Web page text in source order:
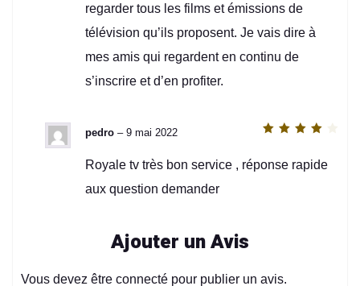
regarder tous les films et émissions de
télévision qu’ils proposent. Je vais dire à
mes amis qui regardent en continu de
s’inscrire et d’en profiter.
sur 5
pedro – 9 mai 2022
Royale tv très bon service , réponse rapide
aux question demander
Ajouter un Avis
Vous devez être connecté pour publier un avis.